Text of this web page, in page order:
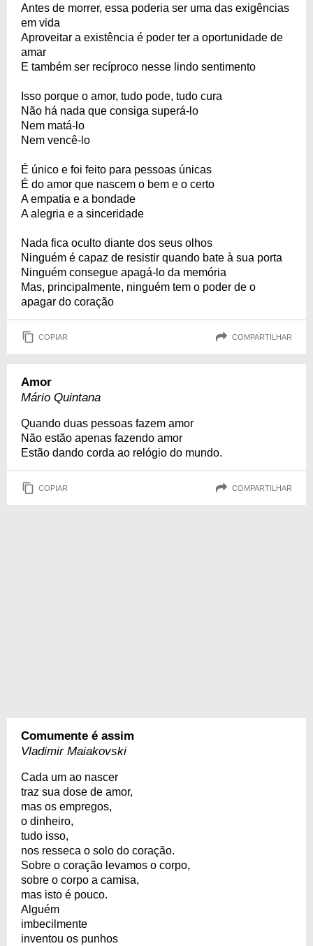
Antes de morrer, essa poderia ser uma das exigências
em vida
Aproveitar a existência é poder ter a oportunidade de
amar
E também ser recíproco nesse lindo sentimento
Isso porque o amor, tudo pode, tudo cura
Não há nada que consiga superá-lo
Nem matá-lo
Nem vencê-lo
É único e foi feito para pessoas únicas
É do amor que nascem o bem e o certo
A empatia e a bondade
A alegria e a sinceridade
Nada fica oculto diante dos seus olhos
Ninguém é capaz de resistir quando bate à sua porta
Ninguém consegue apagá-lo da memória
Mas, principalmente, ninguém tem o poder de o
apagar do coração
COPIAR COMPARTILHAR
Amor
Mário Quintana
Quando duas pessoas fazem amor
Não estão apenas fazendo amor
Estão dando corda ao relógio do mundo.
COPIAR COMPARTILHAR
Comumente é assim
Vladimir Maiakovski
Cada um ao nascer
traz sua dose de amor,
mas os empregos,
o dinheiro,
tudo isso,
nos resseca o solo do coração.
Sobre o coração levamos o corpo,
sobre o corpo a camisa,
mas isto é pouco.
Alguém
imbecilmente
inventou os punhos